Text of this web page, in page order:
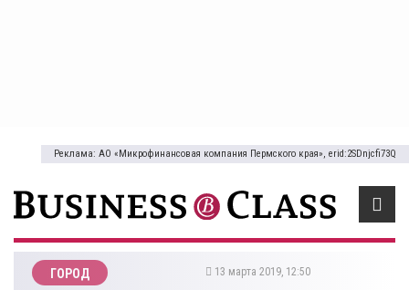
Реклама: АО «Микрофинансовая компания Пермского края», erid:2SDnjcfi73Q
ГОРОД 13 марта 2019, 12:50